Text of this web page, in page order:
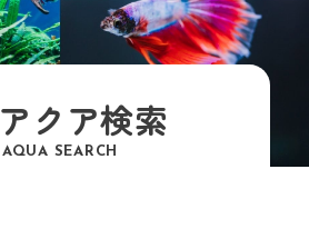
アクア検索
AQUA SEARCH